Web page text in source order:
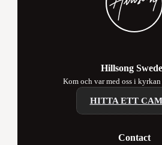
Hillsong
Kom och var med oss i
HITTA ETT
Contact